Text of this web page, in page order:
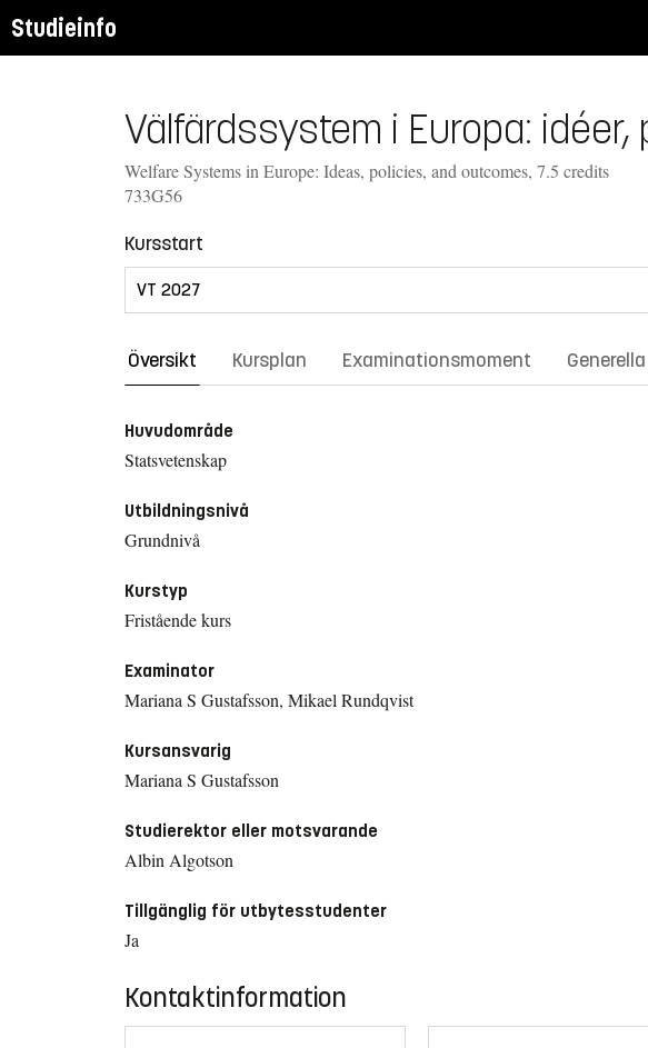
Studieinfo
Välfärdssystem i Europa:
Welfare Systems in Europe: Ideas, policies, and outcomes, 7.5 credits
733G56
Kursstart
Översikt Kursplan Examinationsmoment
Huvudområde
Statsvetenskap
Utbildningsnivå
Grundnivå
Kurstyp
Fristående kurs
Examinator
Mariana S Gustafsson, Mikael Rundqvist
Kursansvarig
Mariana S Gustafsson
Studierektor eller motsvarande
Albin Algotson
Tillgänglig för utbytesstudenter
Ja
Kontaktinformation